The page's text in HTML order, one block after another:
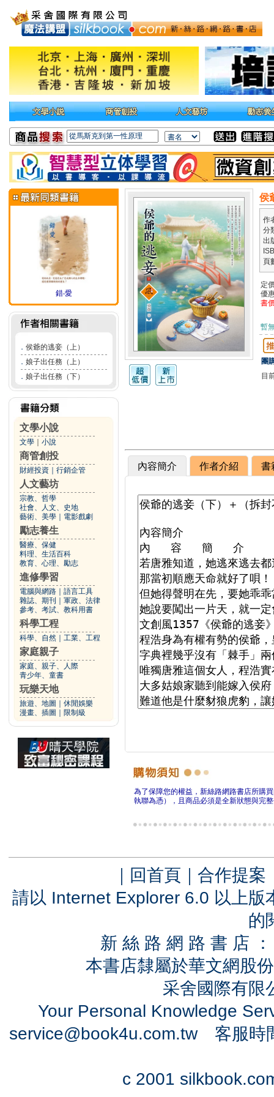
錯‧愛
． 侯爺的逃妾（上）
． 娘子出任務（上）
． 娘子出任務（下）
文學小說
文學 小說
商管創投
財經投資 行銷企管
人文藝坊
宗教、哲學
社會、人文、史地
藝術、美學
電影戲劇
勵志養生
醫療、保健
料理、生活百科
教育、心理、勵志
進修學習
電腦與網路
語言工具
雜誌、期刊
軍政、法律
參考、考試、教科用書
科學工程
科學、自然 工業、工程
家庭親子
家庭、親子、人際
青少年、童書
玩樂天地
旅遊、地圖
休閒娛樂
漫畫、插圖
限制級
侯
作
分
出
頁
定
優
書
暫
團
目
內容簡介 作者介紹 書
為了保障您的權益，新絲路網路書店所購
執聯為憑），且商品必須是全新狀態與完
｜ 回首頁 ｜ 合作提案
請以 Internet Explorer 6.0 以上
的
新 絲 路 網 路 書 店
本書店隸屬於華文網股
采舍國際有
Your Personal Knowledge
service@book4u.com.tw客服時
c 2001